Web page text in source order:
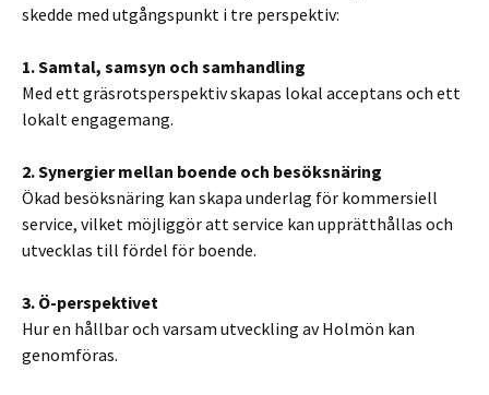
skedde med utgångspunkt i tre perspektiv:
1. Samtal, samsyn och samhandling
Med ett gräsrotsperspektiv skapas lokal acceptans och ett
lokalt engagemang.
2. Synergier mellan boende och besöksnäring
Ökad besöksnäring kan skapa underlag för kommersiell
service, vilket möjliggör att service kan upprätthållas och
utvecklas till fördel för boende.
3. Ö-perspektivet
Hur en hållbar och varsam utveckling av Holmön kan
genomföras.